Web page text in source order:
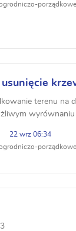
porządkowe
terenu na
22 wrz 06:34
porządkowe